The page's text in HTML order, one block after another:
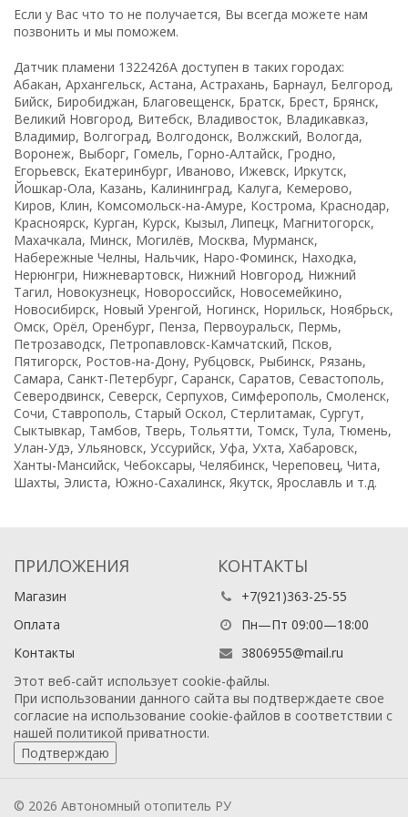
Если у Вас что то не получается, Вы всегда можете нам
позвонить и мы поможем.
Датчик пламени 1322426A доступен в таких городах:
Абакан, Архангельск, Астана, Астрахань, Барнаул, Белгород,
Бийск, Биробиджан, Благовещенск, Братск, Брест, Брянск,
Великий Новгород, Витебск, Владивосток, Владикавказ,
Владимир, Волгоград, Волгодонск, Волжский, Вологда,
Воронеж, Выборг, Гомель, Горно-Алтайск, Гродно,
Егорьевск, Екатеринбург, Иваново, Ижевск, Иркутск,
Йошкар-Ола, Казань, Калининград, Калуга, Кемерово,
Киров, Клин, Комсомольск-на-Амуре, Кострома, Краснодар,
Красноярск, Курган, Курск, Кызыл, Липецк, Магнитогорск,
Махачкала, Минск, Могилёв, Москва, Мурманск,
Набережные Челны, Нальчик, Наро-Фоминск, Находка,
Нерюнгри, Нижневартовск, Нижний Новгород, Нижний
Тагил, Новокузнецк, Новороссийск, Новосемейкино,
Новосибирск, Новый Уренгой, Ногинск, Норильск, Ноябрьск,
Омск, Орёл, Оренбург, Пенза, Первоуральск, Пермь,
Петрозаводск, Петропавловск-Камчатский, Псков,
Пятигорск, Ростов-на-Дону, Рубцовск, Рыбинск, Рязань,
Самара, Санкт-Петербург, Саранск, Саратов, Севастополь,
Северодвинск, Северск, Серпухов, Симферополь, Смоленск,
Сочи, Ставрополь, Старый Оскол, Стерлитамак, Сургут,
Сыктывкар, Тамбов, Тверь, Тольятти, Томск, Тула, Тюмень,
Улан-Удэ, Ульяновск, Уссурийск, Уфа, Ухта, Хабаровск,
Ханты-Мансийск, Чебоксары, Челябинск, Череповец, Чита,
Шахты, Элиста, Южно-Сахалинск, Якутск, Ярославль и т.д.
ПРИЛОЖЕНИЯ
Магазин
Оплата
Контакты
КОНТАКТЫ
+7(921)363-25-55
Пн—Пт 09:00—18:00
3806955@mail.ru
Этот веб-сайт использует cookie-файлы.
При использовании данного сайта вы подтверждаете свое
согласие на использование cookie-файлов в соответствии с
нашей политикой приватности.
Подтверждаю
© 2026 Автономный отопитель РУ